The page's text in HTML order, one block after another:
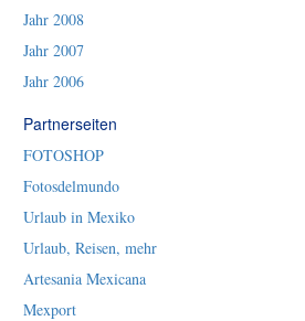
Jahr 2008
Jahr 2007
Jahr 2006
Partnerseiten
FOTOSHOP
Fotosdelmundo
Urlaub in Mexiko
Urlaub, Reisen, mehr
Artesania Mexicana
Mexport